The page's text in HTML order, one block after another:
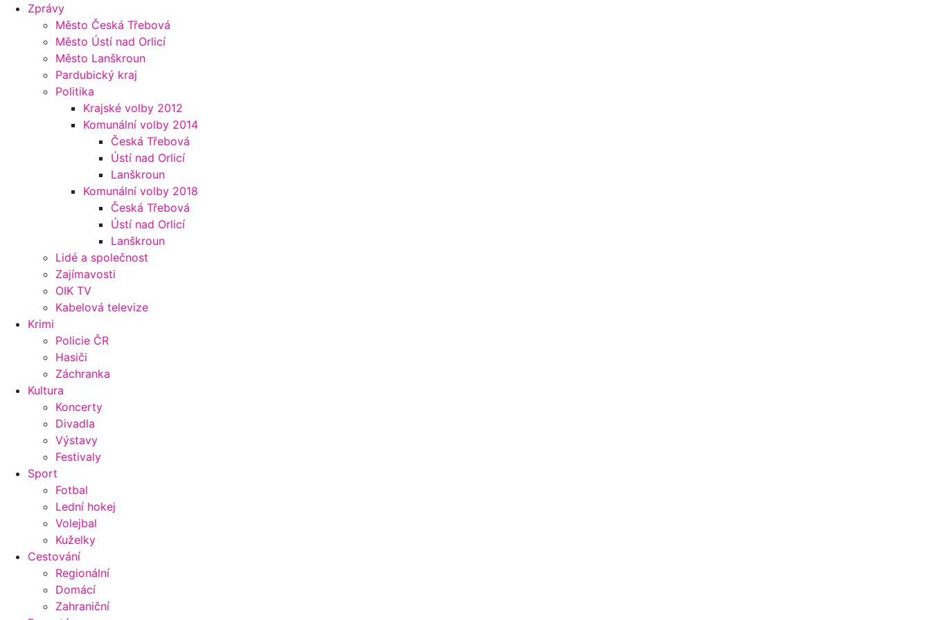
Zprávy
Město Česká Třebová
Město Ústí nad Orlicí
Město Lanškroun
Pardubický kraj
Politika
Krajské volby 2012
Komunální volby 2014
Česká Třebová
Ústí nad Orlicí
Lanškroun
Komunální volby 2018
Česká Třebová
Ústí nad Orlicí
Lanškroun
Lidé a společnost
Zajímavosti
OIK TV
Kabelová televize
Krimi
Policie ČR
Hasiči
Záchranka
Kultura
Koncerty
Divadla
Výstavy
Festivaly
Sport
Fotbal
Lední hokej
Volejbal
Kuželky
Cestování
Regionální
Domácí
Zahraniční